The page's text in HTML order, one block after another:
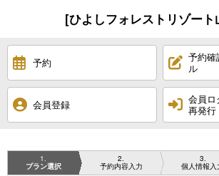
[ひよしフォレストリゾート
予約
予約確
ル
会員登録
会員ロ
再発行
1
プラン選択
2
予約内容入力
3
個人情報入